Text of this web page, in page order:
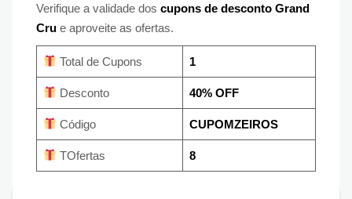
Verifique a validade dos cupons de desconto Grand
Cru e aproveite as ofertas.
Total de Cupons 1
Desconto 40% OFF
Código CUPOMZEIROS
TOfertas 8